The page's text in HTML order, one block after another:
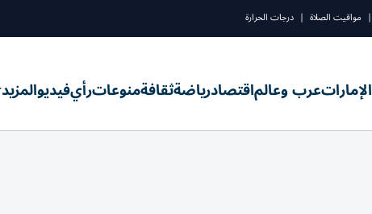
| مواقيت الصلاة | درجات الحرارة
الإماراتعرب وعالماقتصادرياضةثقافةمنوعاترأيفيديوالمزيد